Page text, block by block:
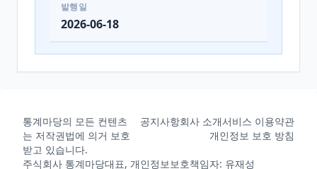
발행일
2026-06-18
통계마당의 모든 컨텐츠
는 저작권법에 의거 보호
받고 있습니다.
공지사항회사 소개서비스 이용약관
개인정보 보호 방침
주식회사 통계마당대표, 개인정보보호책임자: 유재성